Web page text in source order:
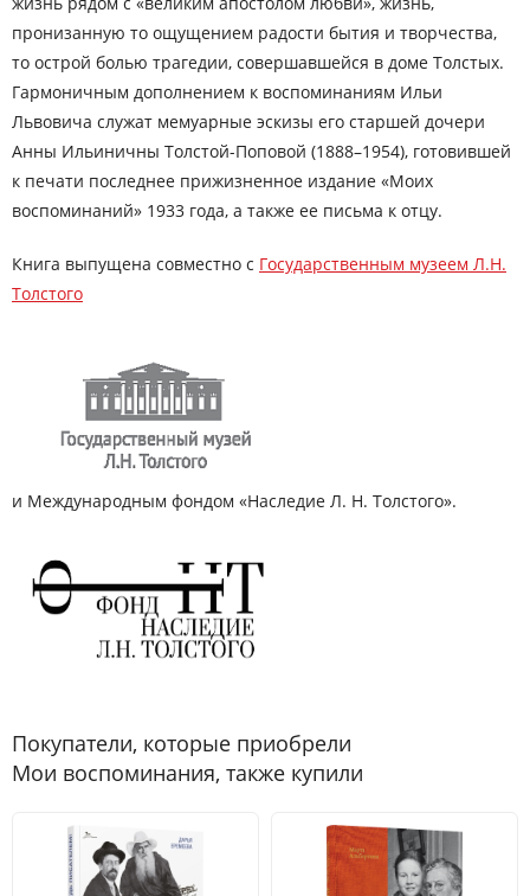
пронизанную то ощущением радости бытия и творчества,
то острой болью трагедии, совершавшейся в доме Толстых.
Гармоничным дополнением к воспоминаниям Ильи
Львовича служат мемуарные эскизы его старшей дочери
Анны Ильиничны Толстой-Поповой (1888–1954), готовившей
к печати последнее прижизненное издание «Моих
воспоминаний» 1933 года, а также ее письма к отцу.
Книга выпущена совместно с Государственным музеем Л.Н.
Толстого
и Международным фондом «Наследие Л. Н. Толстого».
Покупатели, которые приобрели
Мои воспоминания, также купили